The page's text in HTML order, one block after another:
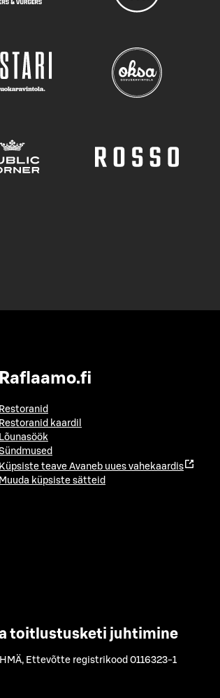
Raflaamo.fi
Restoranid
Restoranid kaardil
Lõunasöök
Küpsiste teave Avaneb uues vahekaardis
Muuda küpsiste sätteid
toitlustusketi juhtimine
, Ettevõtte registrikood 0116323-1